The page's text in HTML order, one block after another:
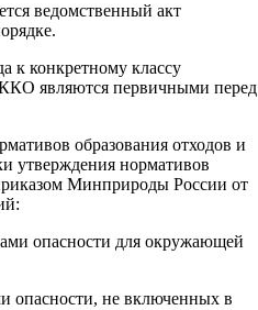
ведомственный акт
к конкретному классу
являются первичными перед
образования отходов и
утверждения нормативов
Минприроды России от
опасности для окружающей
опасности, не включенных в